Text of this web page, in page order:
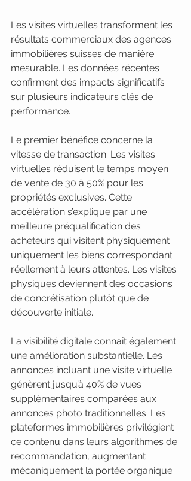
Les visites virtuelles transforment les
résultats commerciaux des agences
immobilières suisses de manière
mesurable. Les données récentes
confirment des impacts significatifs
sur plusieurs indicateurs clés de
performance.
Le premier bénéfice concerne la
vitesse de transaction. Les visites
virtuelles réduisent le temps moyen
de vente de 30 à 50% pour les
propriétés exclusives. Cette
accélération s’explique par une
meilleure préqualification des
acheteurs qui visitent physiquement
uniquement les biens correspondant
réellement à leurs attentes. Les visites
physiques deviennent des occasions
de concrétisation plutôt que de
découverte initiale.
La visibilité digitale connaît également
une amélioration substantielle. Les
annonces incluant une visite virtuelle
génèrent jusqu’à 40% de vues
supplémentaires comparées aux
annonces photo traditionnelles. Les
plateformes immobilières privilégient
ce contenu dans leurs algorithmes de
recommandation, augmentant
mécaniquement la portée organique